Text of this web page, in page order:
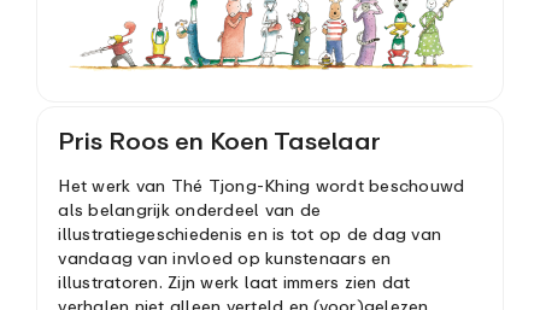
Pris Roos en Koen Taselaar
Het werk van Thé Tjong-Khing wordt beschouwd
als belangrijk onderdeel van de
illustratiegeschiedenis en is tot op de dag van
vandaag van invloed op kunstenaars en
illustratoren. Zijn werk laat immers zien dat
verhalen niet alleen verteld en (voor)gelezen